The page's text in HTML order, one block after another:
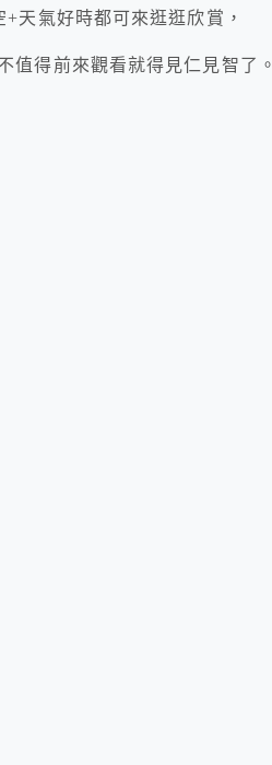
天氣好時都可來逛逛欣賞，
值得前來觀看就得見仁見智了。